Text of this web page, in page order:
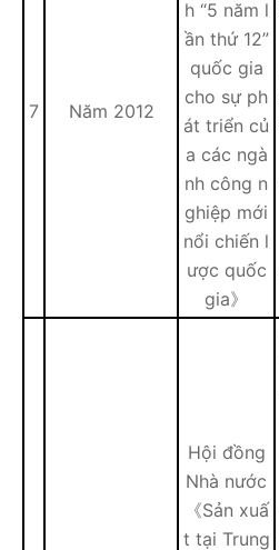
7 Năm 2012
h “5 năm l
ần thứ 12”
quốc gia
cho sự ph
át triển củ
a các ngà
nh công n
ghiệp mới
nổi chiến l
ược quốc
gia》
Hội đồng
Nhà nước
《Sản xuấ
t tại Trung